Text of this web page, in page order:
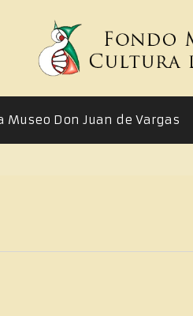
Museo Don Juan de Vargas